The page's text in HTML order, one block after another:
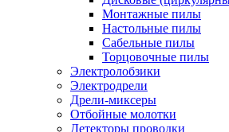
Монтажные пилы
Настольные пилы
Сабельные пилы
Торцовочные пилы
Электролобзики
Электродрели
Дрели-миксеры
Отбойные молотки
Детекторы проводки